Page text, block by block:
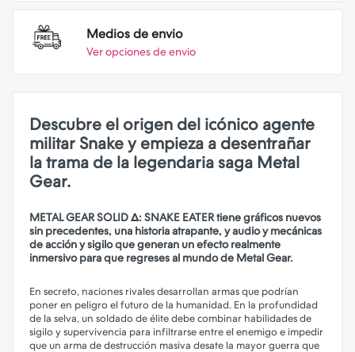
Medios de envio
Ver opciones de envio
Descubre el origen del icónico agente
militar Snake y empieza a desentrañar
la trama de la legendaria saga Metal
Gear.
METAL GEAR SOLID Δ: SNAKE EATER tiene gráficos nuevos
sin precedentes, una historia atrapante, y audio y mecánicas
de acción y sigilo que generan un efecto realmente
inmersivo para que regreses al mundo de Metal Gear.
En secreto, naciones rivales desarrollan armas que podrían
poner en peligro el futuro de la humanidad. En la profundidad
de la selva, un soldado de élite debe combinar habilidades de
sigilo y supervivencia para infiltrarse entre el enemigo e impedir
que un arma de destrucción masiva desate la mayor guerra que